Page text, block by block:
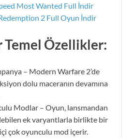
Most Wanted Full İndir
2 Full Oyun İndir
Özellikler:
– Modern Warfare 2’de
dolu maceranın devamına
Modlar – Oyun, lansmandan
ek varyantlarla birlikte bir
çok oyunculu mod içerir.